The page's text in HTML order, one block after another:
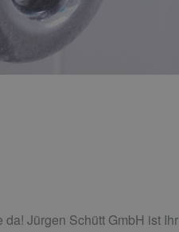
Jürgen Schütt GmbH ist Ihr